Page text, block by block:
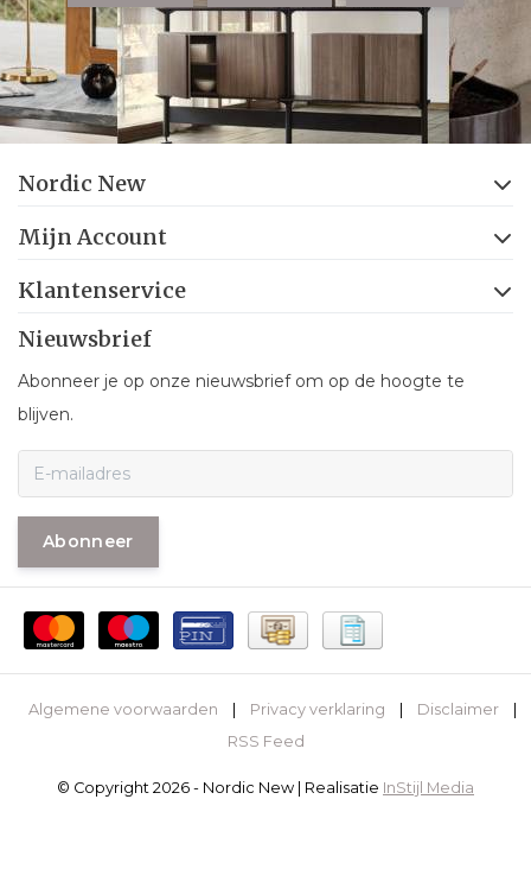
Nordic New
Mijn Account
Klantenservice
Nieuwsbrief
Abonneer je op onze nieuwsbrief om op de hoogte te
blijven.
Abonneer
Algemene voorwaarden | Privacy verklaring | Disclaimer
|
RSS Feed
© Copyright 2026 - Nordic New | Realisatie InStijl Media